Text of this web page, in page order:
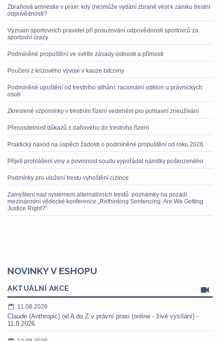
Zbraňová amnestie v praxi: kdy (ne)může vydání zbraně vést k zániku trestní
odpovědnosti?
Význam sportovních pravidel při posuzování odpovědnosti sportovců za
sportovní úrazy
Podmíněné propuštění ve světle zásady ústnosti a přímosti
Poučení z krizového vývoje v kauze bitcoiny
Podmíněné upuštění od trestního stíhání: racionální odklon u právnických
osob
Zkreslené vzpomínky v trestním řízení vedeném pro pohlavní zneužívání
Přenositelnost důkazů z daňového do trestního řízení
Praktický návod na úspěch žádosti o podmíněné propuštění od roku 2026
Přijetí prohlášení viny a povinnost soudu vypořádat námitky poškozeného
Podmínky pro uložení trestu vyhoštění cizince
Zamyšlení nad systémem alternativních trestů: poznámky na pozadí
mezinárodní vědecké konference „Rethinking Sentencing: Are We Getting
Justice Right?“
NOVINKY V ESHOPU
AKTUÁLNÍ AKCE
11.08.2026
Claude (Anthropic) od A do Z v právní praxi (online - živé vysílání) -
11.8.2026